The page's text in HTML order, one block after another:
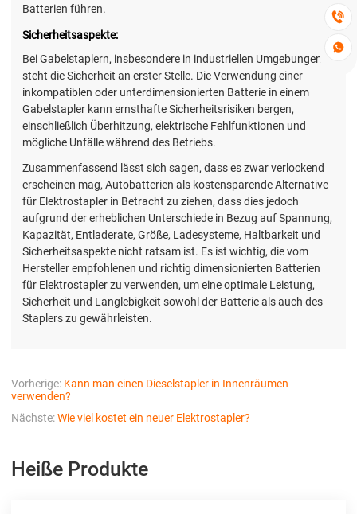


Batterien führen.
Sicherheitsaspekte:
Bei Gabelstaplern, insbesondere in industriellen Umgebungen,
steht die Sicherheit an erster Stelle. Die Verwendung einer
inkompatiblen oder unterdimensionierten Batterie in einem
Gabelstapler kann ernsthafte Sicherheitsrisiken bergen,
einschließlich Überhitzung, elektrische Fehlfunktionen und
mögliche Unfälle während des Betriebs.
Zusammenfassend lässt sich sagen, dass es zwar verlockend
erscheinen mag, Autobatterien als kostensparende Alternative
für Elektrostapler in Betracht zu ziehen, dass dies jedoch
aufgrund der erheblichen Unterschiede in Bezug auf Spannung,
Kapazität, Entladerate, Größe, Ladesysteme, Haltbarkeit und
Sicherheitsaspekte nicht ratsam ist. Es ist wichtig, die vom
Hersteller empfohlenen und richtig dimensionierten Batterien
für Elektrostapler zu verwenden, um eine optimale Leistung,
Sicherheit und Langlebigkeit sowohl der Batterie als auch des
Staplers zu gewährleisten.
Vorherige: Kann man einen Dieselstapler in Innenräumen
verwenden?
Nächste:Wie viel kostet ein neuer Elektrostapler?
Heiße Produkte